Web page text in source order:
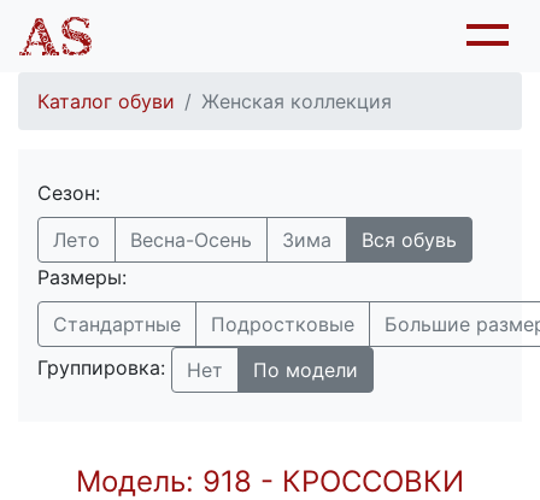
Каталог обуви Женская коллекция
Сезон:
Лето
Весна-Осень Зима
Вся обувь
Размеры:
Стандартные
Подростковые
Большие
Группировка:
Нет По модели
Модель: 918 - КРОССОВКИ